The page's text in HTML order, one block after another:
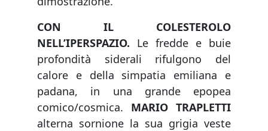
CON IL COLESTEROLO
NELL’IPERSPAZIO. Le fredde e buie
profondità siderali rifulgono del
calore e della simpatia emiliana e
padana, in una grande epopea
comico/cosmica. MARIO TRAPLETTI
alterna sornione la sua grigia veste